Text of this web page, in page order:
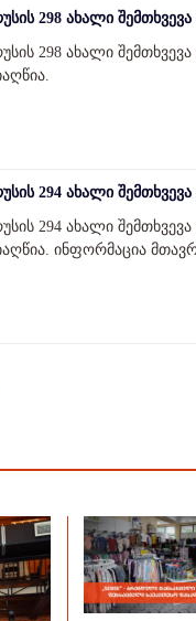
298 ახალი
298 ახალი
294 ახალი
294 ახალი
ინფორმაცია